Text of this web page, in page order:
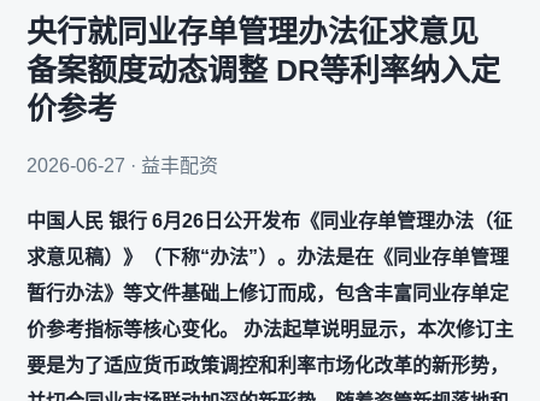
央行就同业存单管理办法征求意见
备案额度动态调整 DR等利率纳入定
价参考
2026-06-27 · 益丰配资
中国人民 银行 6月26日公开发布《同业存单管理办法（征
求意见稿）》（下称“办法”）。办法是在《同业存单管理
暂行办法》等文件基础上修订而成，包含丰富同业存单定
价参考指标等核心变化。 办法起草说明显示，本次修订主
要是为了适应货币政策调控和利率市场化改革的新形势，